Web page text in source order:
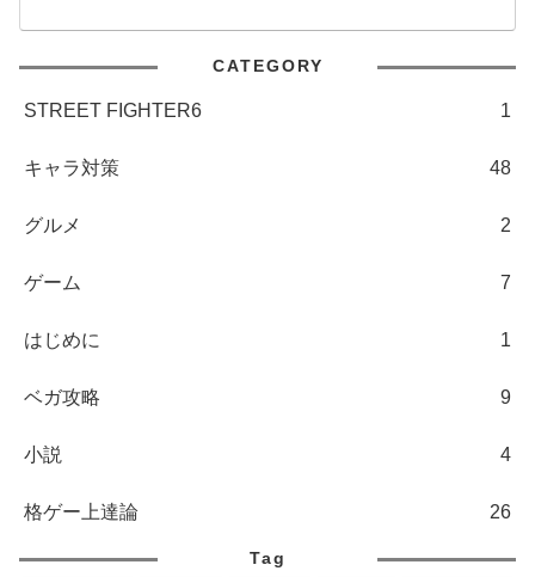
CATEGORY
STREET FIGHTER6 1
キャラ対策 48
グルメ 2
ゲーム 7
はじめに 1
ベガ攻略 9
小説 4
格ゲー上達論 26
Tag